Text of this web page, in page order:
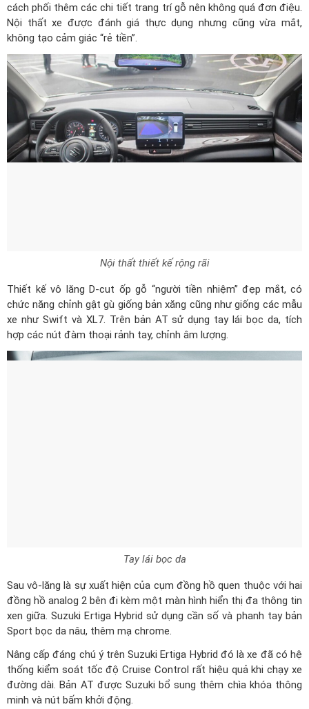
cách phối thêm các chi tiết trang trí gỗ nên không quá đơn điệu.
Nội thất xe được đánh giá thực dụng nhưng cũng vừa mắt,
không tạo cảm giác “rẻ tiền”.
Nội thất thiết kế rộng rãi
Thiết kế vô lăng D-cut ốp gỗ “người tiền nhiệm” đẹp mắt, có
chức năng chỉnh gật gù giống bản xăng cũng như giống các mẫu
xe như Swift và XL7. Trên bản AT sử dụng tay lái bọc da, tích
hợp các nút đàm thoại rảnh tay, chỉnh âm lượng.
Tay lái bọc da
Sau vô-lăng là sự xuất hiện của cụm đồng hồ quen thuộc với hai
đồng hồ analog 2 bên đi kèm một màn hình hiển thị đa thông tin
xen giữa. Suzuki Ertiga Hybrid sử dụng cần số và phanh tay bản
Sport bọc da nâu, thêm mạ chrome.
Nâng cấp đáng chú ý trên Suzuki Ertiga Hybrid đó là xe đã có hệ
thống kiểm soát tốc độ Cruise Control rất hiệu quả khi chạy xe
đường dài. Bản AT được Suzuki bổ sung thêm chìa khóa thông
minh và nút bấm khởi động.